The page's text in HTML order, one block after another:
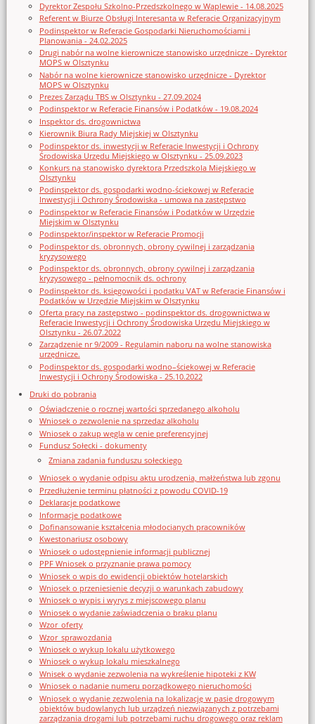
Dyrektor Zespołu Szkolno-Przedszkolnego w Waplewie - 14.08.2025
Referent w Biurze Obsługi Interesanta w Referacie Organizacyjnym
Podinspektor w Referacie Gospodarki Nieruchomościami i
Planowania - 24.02.2025
Drugi nabór na wolne kierownicze stanowisko urzędnicze - Dyrektor
MOPS w Olsztynku
Nabór na wolne kierownicze stanowisko urzędnicze - Dyrektor
MOPS w Olsztynku
Prezes Zarządu TBS w Olsztynku - 27.09.2024
Podinspektor w Referacie Finansów i Podatków - 19.08.2024
Inspektor ds. drogownictwa
Kierownik Biura Rady Miejskiej w Olsztynku
Podinspektor ds. inwestycji w Referacie Inwestycji i Ochrony
Środowiska Urzędu Miejskiego w Olsztynku - 25.09.2023
Konkurs na stanowisko dyrektora Przedszkola Miejskiego w
Olsztynku
Podinspektor ds. gospodarki wodno-ściekowej w Referacie
Inwestycji i Ochrony Środowiska - umowa na zastępstwo
Podinspektor w Referacie Finansów i Podatków w Urzędzie
Miejskim w Olsztynku
Podinspektor/inspektor w Referacie Promocji
Podinspektor ds. obronnych, obrony cywilnej i zarządzania
kryzysowego
Podinspektor ds. obronnych, obrony cywilnej i zarządzania
kryzysowego - pełnomocnik ds. ochrony
Podinspektor ds. księgowości i podatku VAT w Referacie Finansów i
Podatków w Urzędzie Miejskim w Olsztynku
Oferta pracy na zastępstwo - podinspektor ds. drogownictwa w
Referacie Inwestycji i Ochrony Środowiska Urzędu Miejskiego w
Olsztynku - 26.07.2022
Zarządzenie nr 9/2009 - Regulamin naboru na wolne stanowiska
urzędnicze.
Podinspektor ds. gospodarki wodno–ściekowej w Referacie
Inwestycji i Ochrony Środowiska - 25.10.2022
Druki do pobrania
Oświadczenie o rocznej wartości sprzedanego alkoholu
Wniosek o zezwolenie na sprzedaz alkoholu
Wniosek o zakup węgla w cenie preferencyjnej
Fundusz Sołecki - dokumenty
Zmiana zadania funduszu sołeckiego
Wniosek o wydanie odpisu aktu urodzenia, małżeństwa lub zgonu
Przedłużenie terminu płatności z powodu COVID-19
Deklaracje podatkowe
Informacje podatkowe
Dofinansowanie kształcenia młodocianych pracowników
Kwestonariusz osobowy
Wniosek o udostępnienie informacji publicznej
PPF Wniosek o przyznanie prawa pomocy
Wniosek o wpis do ewidencji obiektów hotelarskich
Wniosek o przeniesienie decyzji o warunkach zabudowy
Wniosek o wypis i wyrys z miejscowego planu
Wniosek o wydanie zaświadczenia o braku planu
Wzor_oferty
Wzor_sprawozdania
Wniosek o wykup lokalu użytkowego
Wniosek o wykup lokalu mieszkalnego
Wnisek o wydanie zezwolenia na wykreślenie hipoteki z KW
Wniosek o nadanie numeru porządkowego nieruchomości
Wniosek o wydanie zezwolenia na lokalizację w pasie drogowym
obiektów budowlanych lub urządzeń niezwiązanych z potrzebami
zarządzania drogami lub potrzebami ruchu drogowego oraz reklam